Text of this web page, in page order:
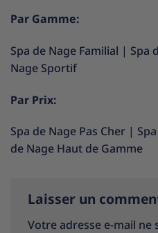
Par Gamme:
Spa de Nage Familial | Spa
Nage Sportif
Par Prix:
Spa de Nage Pas Cher |
de Nage Haut de Gamme
Laisser un
Votre adresse e-mail ne